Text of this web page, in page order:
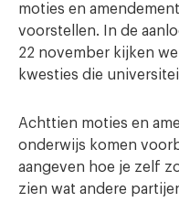
moties en
voorstellen. In de
22 november kijken
kwesties die
Achttien moties en
onderwijs komen
aangeven hoe je zelf
zien wat andere